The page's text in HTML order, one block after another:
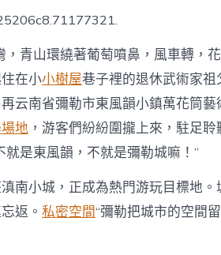
城
市
空
間
留
給
市
易
近
_
，青山環繞著葡萄噴鼻，風車轉，
在小小樹屋巷子裡的退休武術家
云南省彌勒市東風韻小鎮萬花筒
地 ，游客們紛紛圍攏上來，駐足
就是東風韻，不就是彌勒城嘛！”
南小城，正成為熱門游玩目標地。
返。 私密空間“彌勒把城市的空間